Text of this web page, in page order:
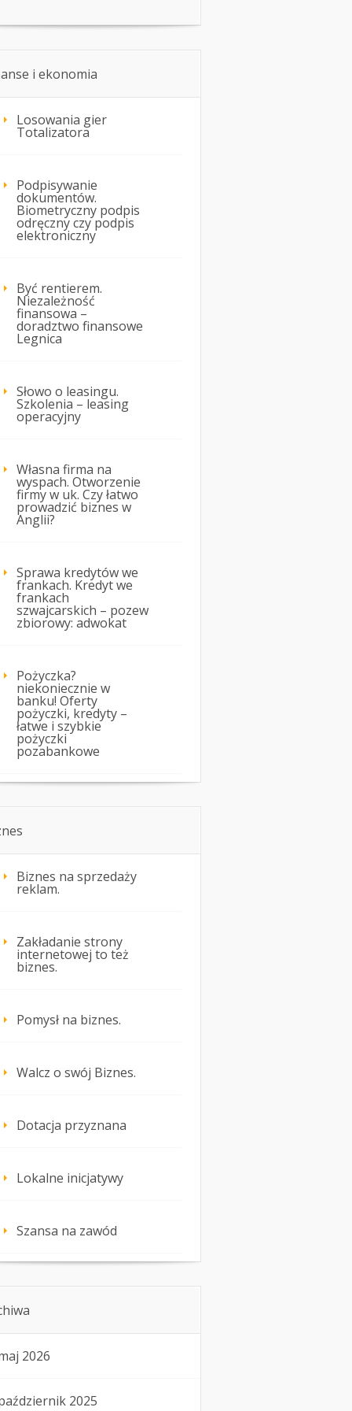
i ekonomia
Losowania gier
Totalizatora
Podpisywanie
dokumentów.
Biometryczny podpis
odręczny czy podpis
elektroniczny
Być rentierem.
Niezależność
finansowa –
doradztwo finansowe
Legnica
Słowo o leasingu.
Szkolenia – leasing
operacyjny
Własna firma na
wyspach. Otworzenie
firmy w uk. Czy łatwo
prowadzić biznes w
Anglii?
Sprawa kredytów we
frankach. Kredyt we
frankach
szwajcarskich – pozew
zbiorowy: adwokat
Pożyczka?
niekoniecznie w
banku! Oferty
pożyczki, kredyty –
łatwe i szybkie
pożyczki
pozabankowe
Biznes na sprzedaży
reklam.
Zakładanie strony
internetowej to też
biznes.
Pomysł na biznes.
Walcz o swój Biznes.
Dotacja przyznana
Lokalne inicjatywy
Szansa na zawód
2026
2025